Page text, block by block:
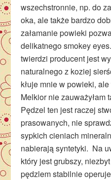
wszechstronnie, np. do
oka, ale także bardzo
załamanie powieki
delikatnego smokey
twierdzi producent jest
naturalnego z koziej
kłuje mnie w powieki,
Melkior nie zauważyłam
Pędzel ten jest raczej
prasowanych, nie
sypkich cieniach
nabierają syntetyki. Na
który jest grubszy,
pędzlem stabilnie